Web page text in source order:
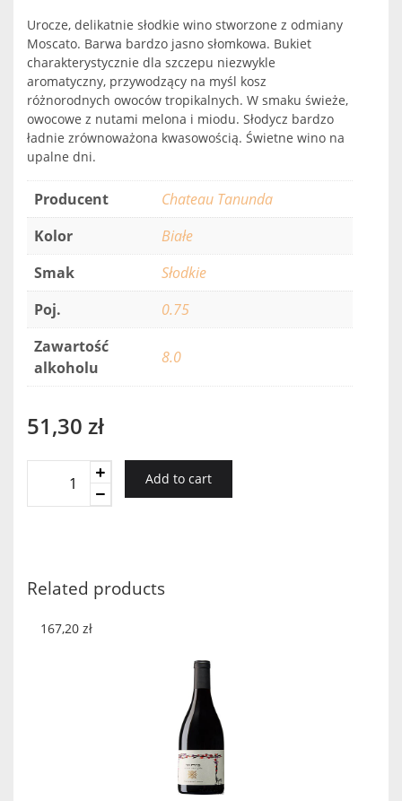
Urocze, delikatnie słodkie wino stworzone z odmiany
Moscato. Barwa bardzo jasno słomkowa. Bukiet
charakterystycznie dla szczepu niezwykle
aromatyczny, przywodzący na myśl kosz
różnorodnych owoców tropikalnych. W smaku świeże,
owocowe z nutami melona i miodu. Słodycz bardzo
ładnie zrównoważona kwasowością. Świetne wino na
upalne dni.
Producent
Chateau Tanunda
Kolor
Białe
Smak
Słodkie
Poj.
0.75
Zawartość
alkoholu
8.0
51,30 zł
Add to cart
Related products
167,20 zł